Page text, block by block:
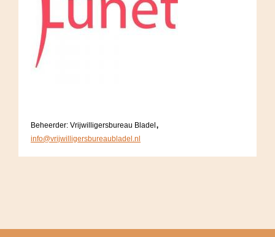
Beheerder: Vrijwilligersbureau Bladel,
info@vrijwilligersbureaubladel.nl